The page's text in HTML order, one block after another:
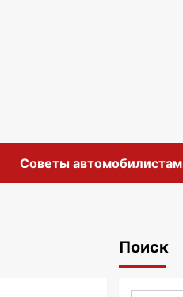
Советы автомобилистам
Поиск